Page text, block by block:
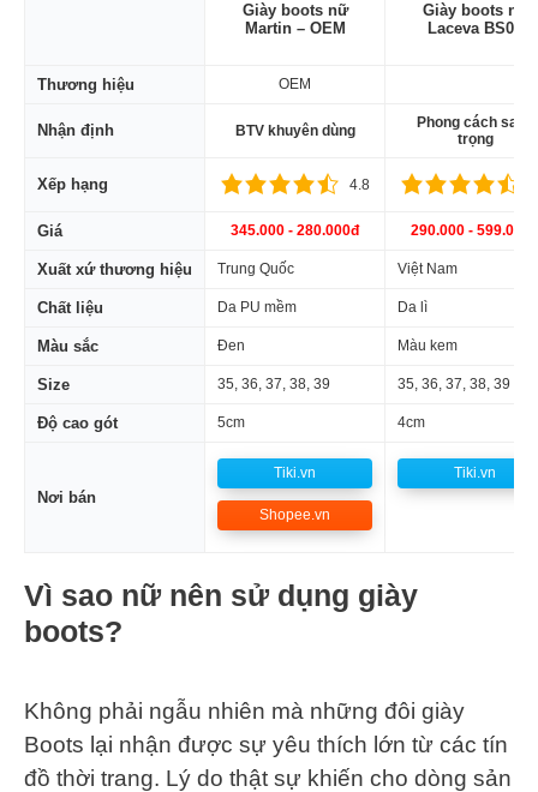
Giày boots nữ
Martin – OEM
Giày boots nữ
Laceva BS06
Thương hiệu OEM
Nhận định BTV khuyên dùng
Phong cách sang
trọng
Xếp hạng 4.8
Giá 345.000 - 280.000đ 290.000 - 599.000đ
Xuất xứ thương hiệu Trung Quốc Việt Nam
Chất liệu Da PU mềm Da lì
Màu sắc Đen Màu kem
Size 35, 36, 37, 38, 39 35, 36, 37, 38, 39
Độ cao gót 5cm 4cm
Nơi bán
Tiki.vn
Shopee.vn
Tiki.vn
Vì sao nữ nên sử dụng giày
boots?
Không phải ngẫu nhiên mà những đôi giày
Boots lại nhận được sự yêu thích lớn từ các tín
đồ thời trang. Lý do thật sự khiến cho dòng sản